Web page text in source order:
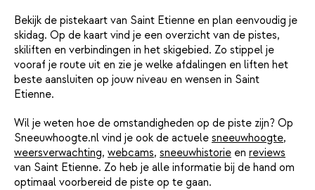
Bekijk de pistekaart van Saint Etienne en plan eenvoudig je
skidag. Op de kaart vind je een overzicht van de pistes,
skiliften en verbindingen in het skigebied. Zo stippel je
vooraf je route uit en zie je welke afdalingen en liften het
beste aansluiten op jouw niveau en wensen in Saint
Etienne.
Wil je weten hoe de omstandigheden op de piste zijn? Op
Sneeuwhoogte.nl vind je ook de actuele sneeuwhoogte,
weersverwachting, webcams, sneeuwhistorie en reviews
van Saint Etienne. Zo heb je alle informatie bij de hand om
optimaal voorbereid de piste op te gaan.